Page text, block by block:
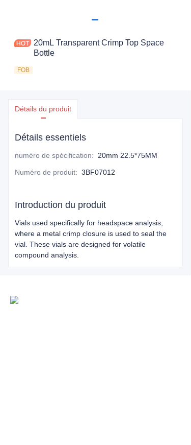
20mL Transparent Crimp Top Space
Bottle
FOB
Détails du produit
Détails essentiels
numéro de spécification: 20mm 22.5*75MM
Numéro de produit: 3BF07012
Introduction du produit
Vials used specifically for headspace analysis,
where a metal crimp closure is used to seal the
vial. These vials are designed for volatile
compound analysis.